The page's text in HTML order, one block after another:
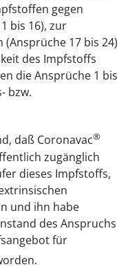
gegen
bis 16), zur
17 bis 24)
des Impfstoffs
die Ansprüche 1 bis
bzw.
daß Coronavac®
zugänglich
dieses Impfstoffs,
und ihn habe
des Anspruchs
für